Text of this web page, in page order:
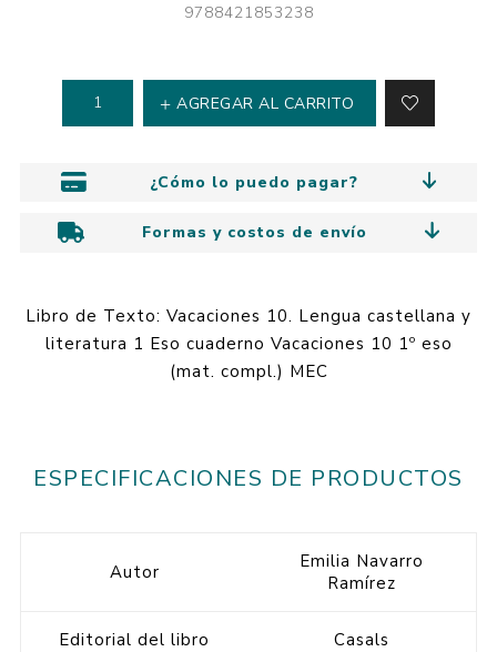
9788421853238
AGREGAR AL CARRITO
¿Cómo lo puedo pagar?
Formas y costos de envío
Libro de Texto: Vacaciones 10. Lengua castellana y
literatura 1 Eso cuaderno Vacaciones 10 1º eso
(mat. compl.) MEC
ESPECIFICACIONES DE PRODUCTOS
Autor
Emilia Navarro
Ramírez
Editorial del libro Casals